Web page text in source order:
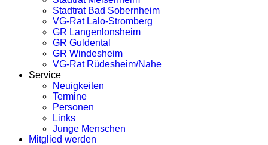
Stadtrat Bad Sobernheim
VG-Rat Lalo-Stromberg
GR Langenlonsheim
GR Guldental
GR Windesheim
VG-Rat Rüdesheim/Nahe
Service
Neuigkeiten
Termine
Personen
Links
Junge Menschen
Mitglied werden